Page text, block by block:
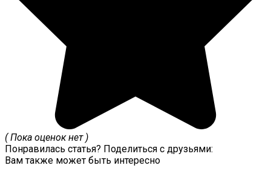
( Пока оценок нет )
Понравилась статья? Поделиться с друзьями:
Вам также может быть интересно